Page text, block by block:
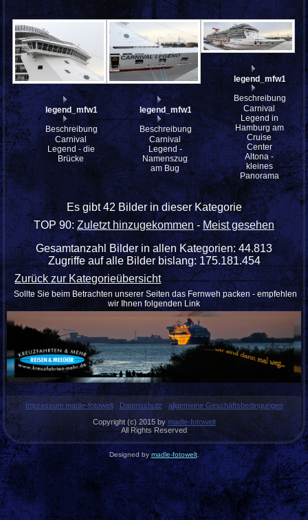
legend_mfw13__029952
Beschreibung:
Carnival
Legend - die
Brücke
legend_mfw13__029949
Beschreibung:
Carnival
Legend -
Namenszug
am Bug
Beschreibung:
Carnival
Legend in
Hamburg am
Cruise
Center
Altona -
kleines
Panorama
Es gibt 42 Bilder in dieser Kategorie
TOP 90:Zuletzt hinzugekommen-Meist gesehen
Gesamtanzahl Bilder in allen Kategorien: 44.813
Zugriffe auf alle Bilder bislang: 175.181.454
Zurück zur Kategorieübersicht
Sollte Sie beim Betrachten unserer Seiten das Fernweh packen - empfehlen
wir Ihnen folgenden Link
Impressum madle-fotowelt Datenschutz
allgemeine Geschäftsbedingungen
Copyright (c) 2015 by madle-fotowelt
All Rights Reserved
Designed bymadle-fotowelt.